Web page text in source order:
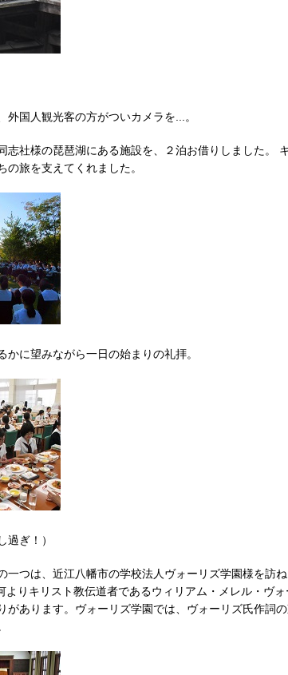
外国人観光客の方がついカメラを...。
志社様の琵琶湖にある施設を、２泊お借りしました。
の旅を支えてくれました。
かに望みながら一日の始まりの礼拝。
過ぎ！）
一つは、近江八幡市の学校法人ヴォーリズ学園様を訪
よりキリスト教伝道者であるウィリアム・メレル・ヴ
があります。ヴォーリズ学園では、ヴォーリズ氏作詞